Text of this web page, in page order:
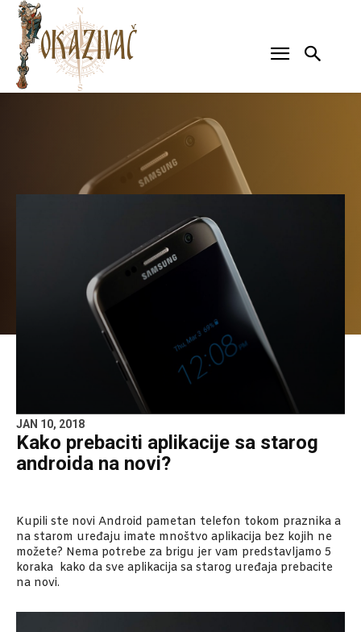
JAN 10, 2018
Kako prebaciti aplikacije sa starog
androida na novi?
Kupili ste novi Android pametan telefon tokom praznika a
na starom uređaju imate mnoštvo aplikacija bez kojih ne
možete? Nema potrebe za brigu jer vam predstavljamo 5
koraka kako da sve aplikacija sa starog uređaja prebacite
na novi.